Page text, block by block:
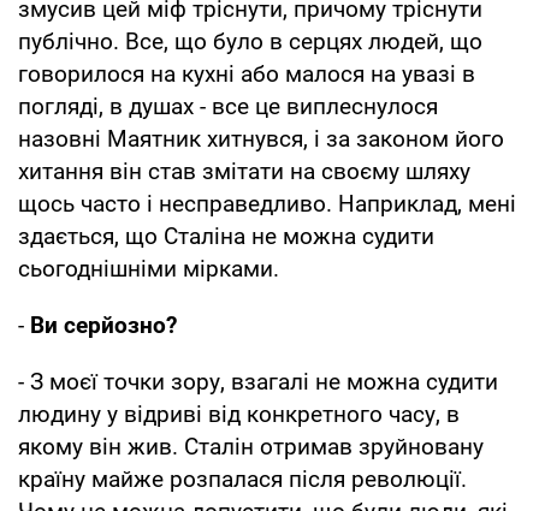
змусив цей міф тріснути, причому тріснути
публічно. Все, що було в серцях людей, що
говорилося на кухні або малося на увазі в
погляді, в душах - все це виплеснулося
назовні Маятник хитнувся, і за законом його
хитання він став змітати на своєму шляху
щось часто і несправедливо. Наприклад, мені
здається, що Сталіна не можна судити
сьогоднішніми мірками.
- Ви серйозно?
- З моєї точки зору, взагалі не можна судити
людину у відриві від конкретного часу, в
якому він жив. Сталін отримав зруйновану
країну майже розпалася після революції.